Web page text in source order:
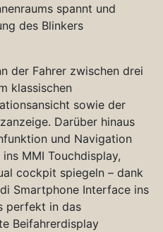
spannt und
des Blinkers
der Fahrer zwischen drei
klassischen
sowie der
Darüber hinaus
und Navigation
MMI Touchdisplay,
cockpit spiegeln – dank
Smartphone Interface ins
perfekt in das
Beifahrerdisplay